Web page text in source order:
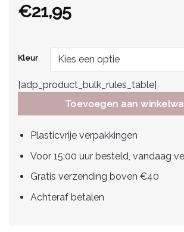
€21,95
Kleur
[adp_product_bulk_rules_table]
Toevoegen aan
Plasticvrije verpakkingen
Voor 15:00 uur besteld, vandaag
Gratis verzending boven €40
Achteraf betalen